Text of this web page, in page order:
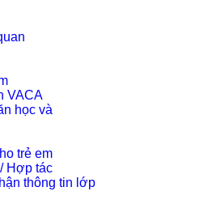
VACA
học và
trẻ em
Hợp tác
thông tin lớp